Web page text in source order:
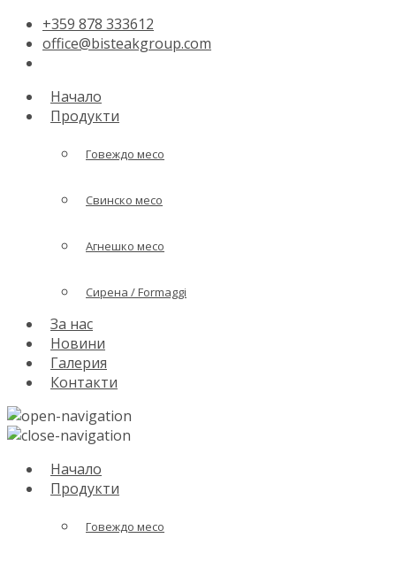
+359 878 333612
office@bisteakgroup.com
Начало
Продукти
Говеждо месо
Свинско месо
Агнешко месо
Сирена / Formaggi
За нас
Новини
Галерия
Контакти
Начало
Продукти
Говеждо месо